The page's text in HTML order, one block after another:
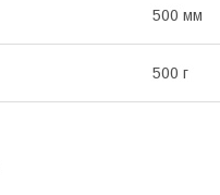
500 мм
500 г